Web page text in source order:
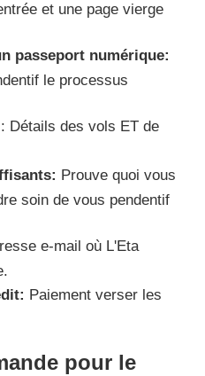
et une page vierge
passeport numérique:
le processus
: Détails des vols ET de
Prouve quoi vous
soin de vous pendentif
e-mail où L'Eta
Paiement verser les
pour le